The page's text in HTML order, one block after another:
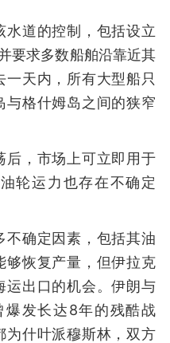
水道的控制，包括设立
要求多数船舶沿靠近其
天内，所有大型船只
与格什姆岛之间的狭窄
后，市场上可立即用于
轮运力也存在不确定
不确定因素，包括其油
够恢复产量，但伊拉克
运出口的机会。伊朗与
发长达8年的残酷战
为什叶派穆斯林，双方